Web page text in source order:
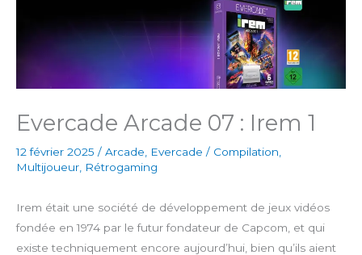
Evercade Arcade 07 : Irem 1
12 février 2025 / Arcade, Evercade / Compilation,
Multijoueur, Rétrogaming
Irem était une société de développement de jeux vidéos
fondée en 1974 par le futur fondateur de Capcom, et qui
existe techniquement encore aujourd’hui, bien qu’ils aient